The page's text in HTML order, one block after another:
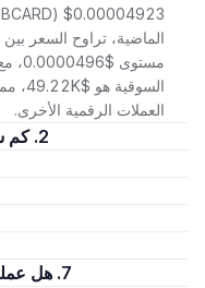
العملات الرقمية الأخرى.
2. كم سعر وحدة واحدة من BNB Card؟
7. هل عملة BNB Card تمثل استثمارًا جيدًا؟